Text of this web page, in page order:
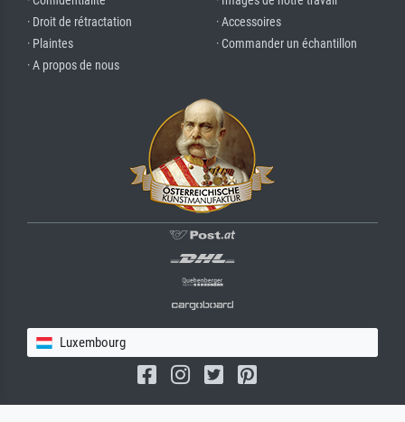
· Droit de rétractation
· Plaintes
· A propos de nous
· Accessoires
· Commander un échantillon
Luxembourg